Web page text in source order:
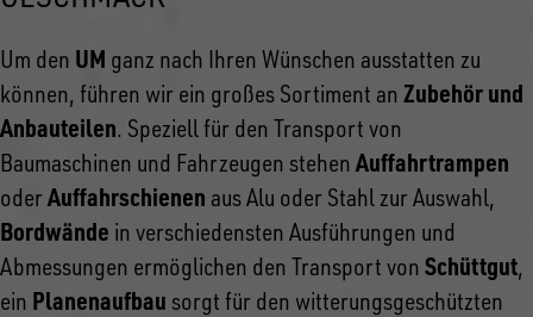
Um den UM ganz nach Ihren Wünschen ausstatten zu
können, führen wir ein großes Sortiment an Zubehör und
Anbauteilen. Speziell für den Transport von
Baumaschinen und Fahrzeugen stehen Auffahrtrampen
oder Auffahrschienen aus Alu oder Stahl zur Auswahl,
Bordwände in verschiedensten Ausführungen und
Abmessungen ermöglichen den Transport von Schüttgut,
ein Planenaufbau sorgt für den witterungsgeschützten